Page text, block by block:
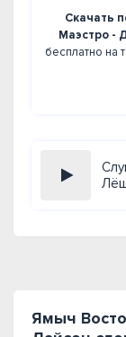
Скачать
Маэстро -
бесплатно на
Ямыч